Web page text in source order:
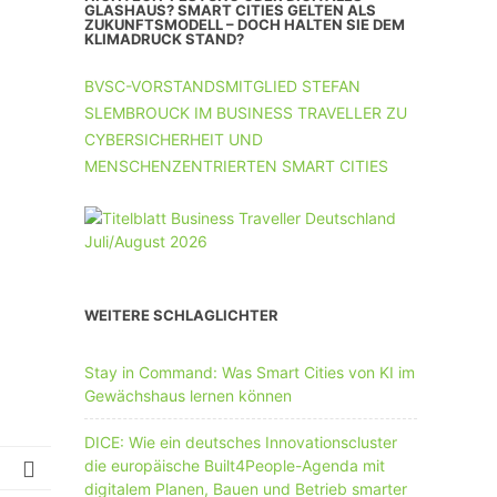
UNTERNEHMEN MIT 11-50 MA
GLASHAUS? SMART CITIES GELTEN ALS
ZUKUNFTSMODELL – DOCH HALTEN SIE DEM
KLIMADRUCK STAND?
BVSC-VORSTANDSMITGLIED STEFAN
SLEMBROUCK IM BUSINESS TRAVELLER ZU
CYBERSICHERHEIT UND
MENSCHENZENTRIERTEN SMART CITIES
WEITERE SCHLAGLICHTER
Stay in Command: Was Smart Cities von KI im
Gewächshaus lernen können
DICE: Wie ein deutsches Innovationscluster
die europäische Built4People-Agenda mit
digitalem Planen, Bauen und Betrieb smarter